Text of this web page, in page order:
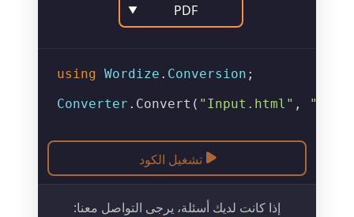
PDF
▼
using Wordize . Conversion ;
Converter . Convert ( "Input.html" ,
تشغيل الكود
إذا كانت لديك أسئلة، يرجى التواصل معنا: